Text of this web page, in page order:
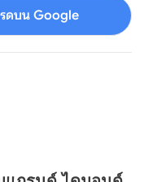
รดบน Google